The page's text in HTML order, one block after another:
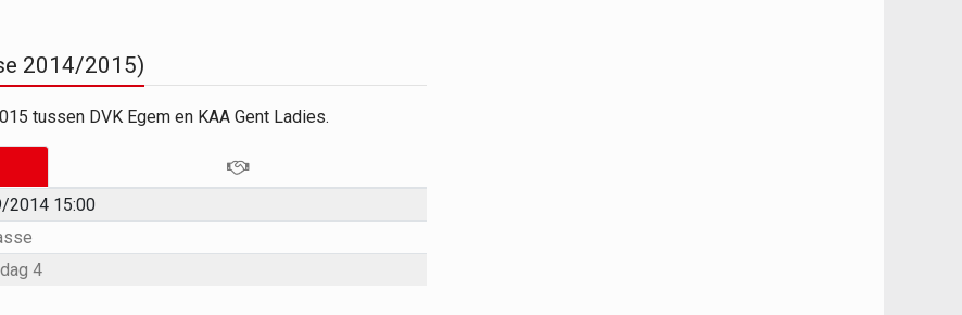
2014/2015)
tussen DVK Egem en KAA Gent Ladies.
2014 15:00
4